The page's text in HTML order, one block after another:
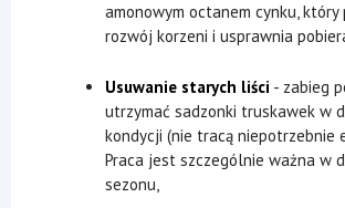
amonowym octanem cynku, który
rozwój korzeni i usprawnia
Usuwanie starych liści - zabieg
utrzymać sadzonki truskawek w
kondycji (nie tracą niepotrzebnie
Praca jest szczególnie ważna w
sezonu,